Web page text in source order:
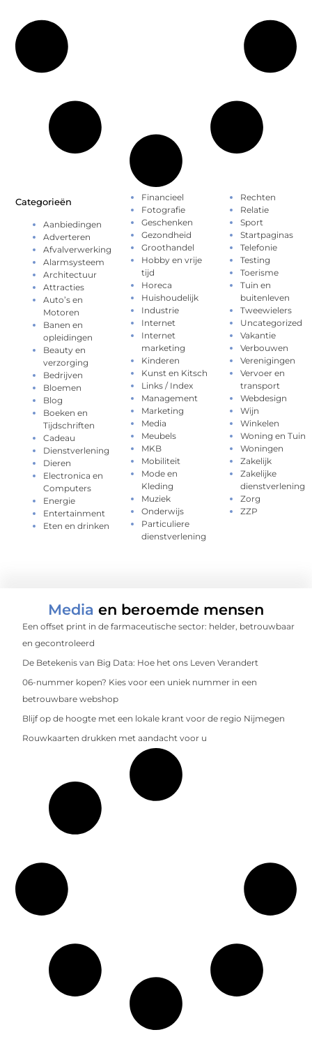
Categorieën
Aanbiedingen
Adverteren
Afvalverwerking
Alarmsysteem
Architectuur
Attracties
Auto’s en
Motoren
Banen en
opleidingen
Beauty en
verzorging
Bedrijven
Bloemen
Blog
Boeken en
Tijdschriften
Cadeau
Dienstverlening
Dieren
Electronica en
Computers
Energie
Entertainment
Eten en drinken
Financieel
Fotografie
Geschenken
Gezondheid
Groothandel
Hobby en vrije
tijd
Horeca
Huishoudelijk
Industrie
Internet
Internet
marketing
Kinderen
Kunst en Kitsch
Links / Index
Management
Marketing
Media
Meubels
MKB
Mobiliteit
Mode en
Kleding
Muziek
Onderwijs
Particuliere
dienstverlening
Rechten
Relatie
Sport
Startpaginas
Telefonie
Testing
Toerisme
Tuin en
buitenleven
Tweewielers
Uncategorized
Vakantie
Verbouwen
Verenigingen
Vervoer en
transport
Webdesign
Wijn
Winkelen
Woning en Tuin
Woningen
Zakelijk
Zakelijke
dienstverlening
Zorg
ZZP
Media en beroemde mensen
Een offset print in de farmaceutische sector: helder, betrouwbaar
en gecontroleerd
De Betekenis van Big Data: Hoe het ons Leven Verandert
06-nummer kopen? Kies voor een uniek nummer in een
betrouwbare webshop
Blijf op de hoogte met een lokale krant voor de regio Nijmegen
Rouwkaarten drukken met aandacht voor u